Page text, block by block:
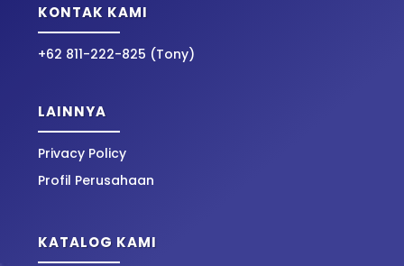
KONTAK KAMI
+62 811-222-825 (Tony)
LAINNYA
Privacy Policy
Profil Perusahaan
KATALOG KAMI